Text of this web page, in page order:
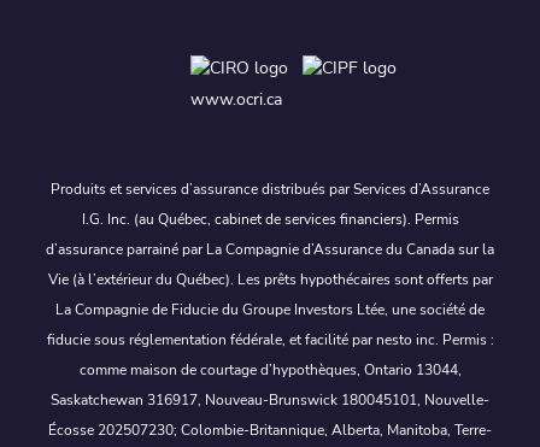
www.ocri.ca
Produits et services d’assurance distribués par Services d’Assurance
I.G. Inc. (au Québec, cabinet de services financiers). Permis
d’assurance parrainé par La Compagnie d’Assurance du Canada sur la
Vie (à l’extérieur du Québec). Les prêts hypothécaires sont offerts par
La Compagnie de Fiducie du Groupe Investors Ltée, une société de
fiducie sous réglementation fédérale, et facilité par nesto inc. Permis :
comme maison de courtage d’hypothèques, Ontario 13044,
Saskatchewan 316917, Nouveau-Brunswick 180045101, Nouvelle-
Écosse 202507230; Colombie-Britannique, Alberta, Manitoba, Terre-